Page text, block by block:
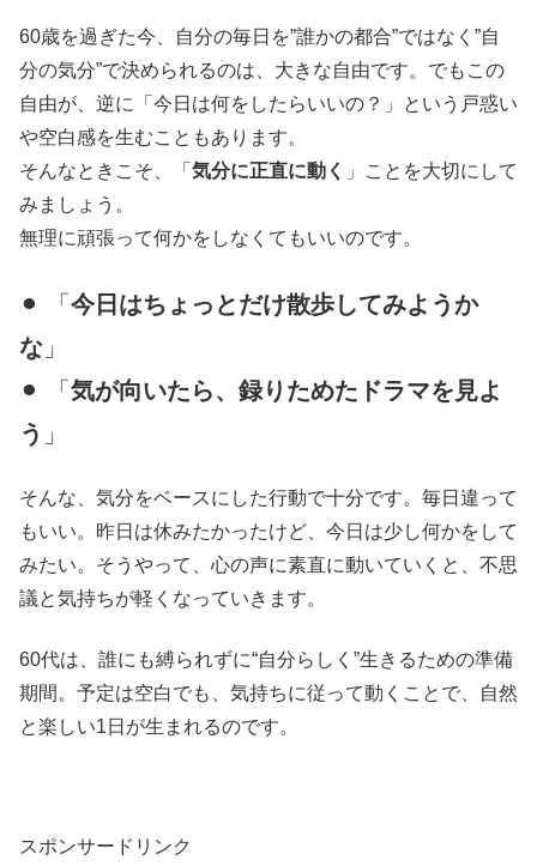
60歳を過ぎた今、自分の毎日を”誰かの都合”ではなく”自
分の気分”で決められるのは、大きな自由です。でもこの
自由が、逆に「今日は何をしたらいいの？」という戸惑い
や空白感を生むこともあります。
そんなときこそ、「 気分に正直に動く
」ことを大切にして
みましょう。
無理に頑張って何かをしなくてもいいのです。
⚫︎ 「 今日はちょっとだけ散歩してみようか
な 」
⚫︎ 「 気が向いたら、録りためたドラマを見よ
う 」
そんな、気分をベースにした行動で十分です。毎日違って
もいい。昨日は休みたかったけど、今日は少し何かをして
みたい。そうやって、心の声に素直に動いていくと、不思
議と気持ちが軽くなっていきます。
60代は、誰にも縛られずに“自分らしく”生きるための準備
期間。予定は空白でも、気持ちに従って動くことで、自然
と楽しい1日が生まれるのです。
スポンサードリンク